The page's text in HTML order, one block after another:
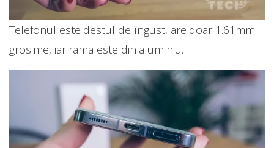
Telefonul este destul de îngust, are doar 1.61mm
grosime, iar rama este din aluminiu.